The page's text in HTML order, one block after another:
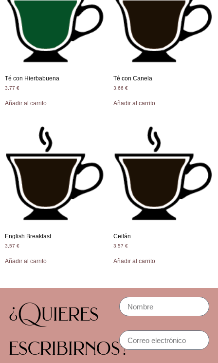
Té con Hierbabuena
3,77 €
Añadir al carrito
Té con Canela
3,66 €
Añadir al carrito
English Breakfast
3,57 €
Añadir al carrito
Ceilán
3,57 €
Añadir al carrito
¿Quieres
escribirnos?